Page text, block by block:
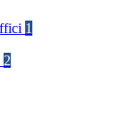
1
2